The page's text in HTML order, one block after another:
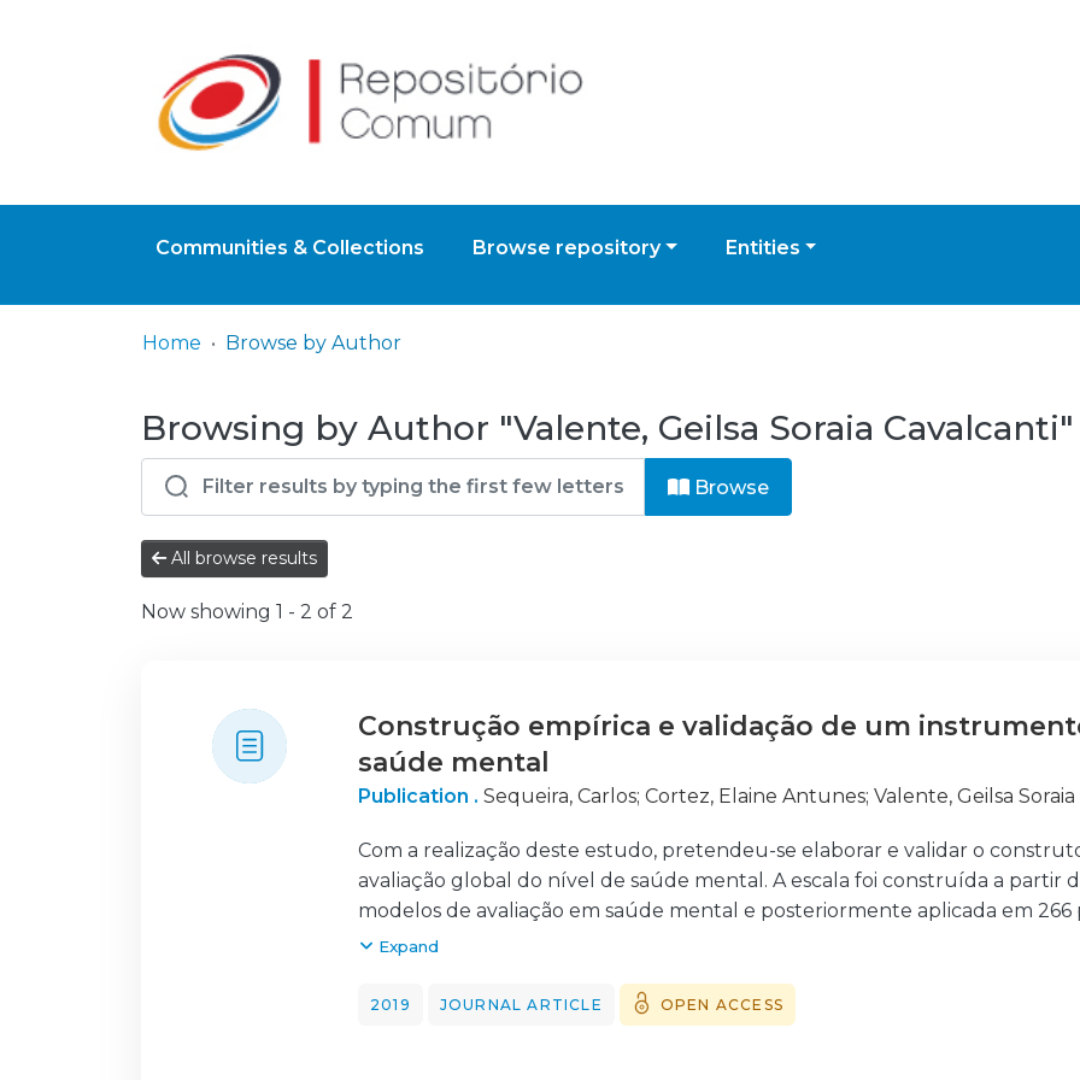
Communities & Collections Browse repository Entities
Home Browse by Author
Browsing by Author "Valente, Geilsa Soraia Cavalcanti"
Browse
All browse results
Now showing 1 - 2 of 2
Construção empírica e validação de um
saúde mental
Publication . Sequeira, Carlos; Cortez, Elaine Antunes; Valente, Geilsa
Com a realização deste estudo, pretendeu-se elaborar e validar o
avaliação global do nível de saúde mental. A escala foi construída a partir
modelos de avaliação em saúde mental e posteriormente aplicada em 266
humanos.
Investigação em Enfermagem de Saúde mental, testes piloto, medição da
alfa de Cronbach e análise fatorial. Coefi cientes de Cronbach adequados
Expand
2019 JOURNAL ARTICLE OPEN ACCESS